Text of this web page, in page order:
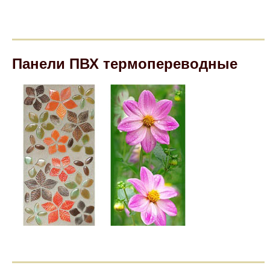
Панели ПВХ термопереводные